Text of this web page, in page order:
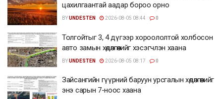
цахилгаантай аадар бороо орно
BYUNDESTEN 2026-08-05 08:44 0
Толгойтыг 3, 4 дүгээр хороололтой холбосон
авто замын хөдөлгөөнийг хэсэгчлэн хаана
BYUNDESTEN 2026-08-05 08:17 0
Зайсангийн гүүрний баруун урсгалын хөдөлгөөнийг
энэ сарын 7-ноос хаана